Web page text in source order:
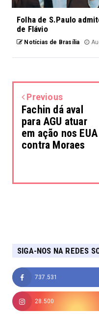
Folha de S.Paulo
de Flávio
Notícias de Brasília
Previous
Fachin dá aval
para AGU atuar
em ação nos EUA
contra Moraes
SIGA-NOS NA REDES
737.531
28.500